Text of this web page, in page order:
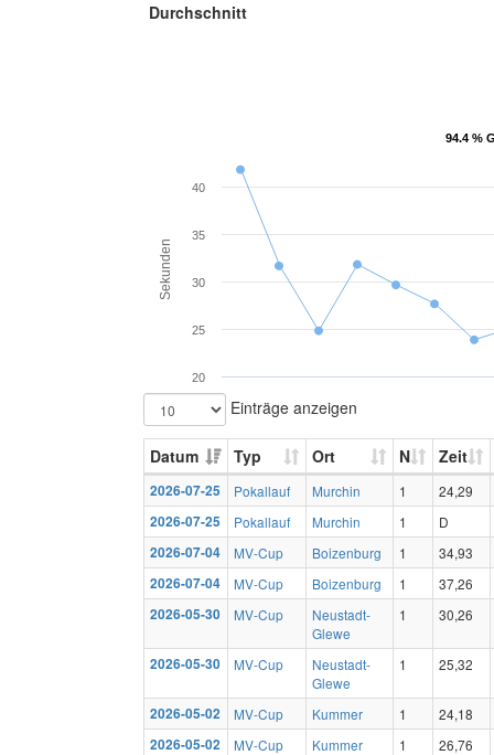
Durchschnitt
94.4 %
94.4 %
Sekunden
20
25
30
35
40
Einträge anzeigen
Datum Typ Ort N Zeit
2026-07-25 Pokallauf Murchin 1
24,29
2026-07-25
Pokallauf Murchin 1
D
2026-07-04
MV-Cup Boizenburg 1
34,93
2026-07-04
MV-Cup Boizenburg 1
37,26
2026-05-30
MV-Cup
Neustadt-
Glewe
1 30,26
2026-05-30 MV-Cup
Neustadt-
Glewe
1 25,32
2026-05-02 MV-Cup Kummer 1
24,18
2026-05-02
MV-Cup Kummer 1
26,76